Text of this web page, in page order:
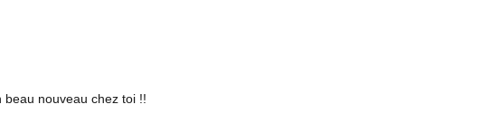
nouveau chez toi !!